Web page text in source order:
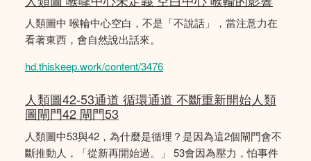
人類圖中 喉輪中心空白，不是「不說話」，當注意力在
看著東西，會自然說出話來。
hd.thiskeep.work/content/3476
人類圖42-53通道 循環通道 不斷重新開始人類
圖閘門42 閘門53
人類圖中53與42，為什麼是循理？是因為這2個閘門會不
斷推動人，「從新再開始過。」 53會因為壓力，怕事件